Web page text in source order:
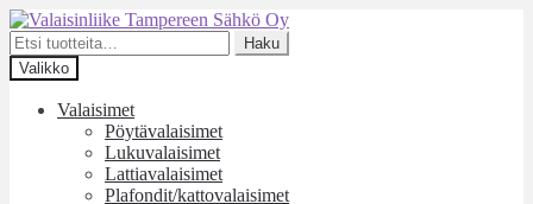
Siirry
navigointiin
Siirry
sisältöön
Etsi:
Haku
Valikko
Valaisimet
Pöytävalaisimet
Lukuvalaisimet
Lattiavalaisimet
Plafondit/kattovalaisimet